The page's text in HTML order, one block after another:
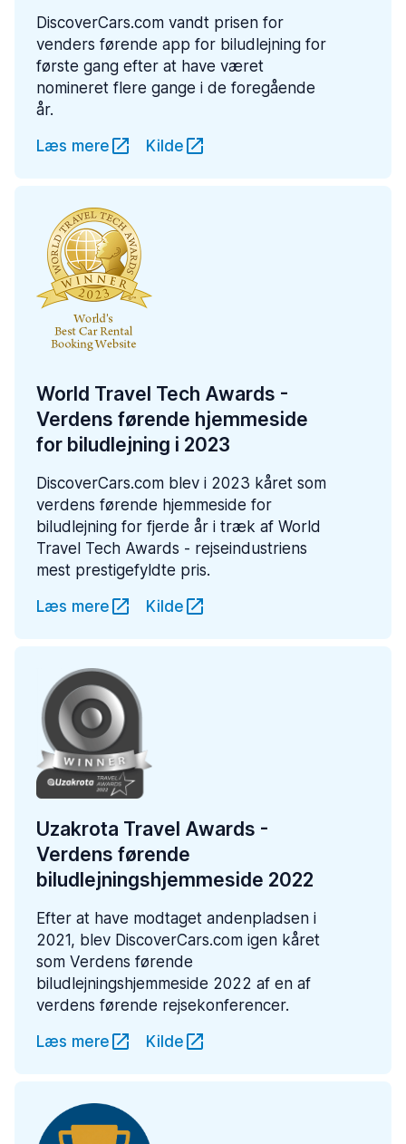
DiscoverCars.com vandt prisen for
venders førende app for biludlejning for
første gang efter at have været
nomineret flere gange i de foregående
år.
Læs mere
Kilde
World Travel Tech Awards -
Verdens førende hjemmeside
for biludlejning i 2023
DiscoverCars.com blev i 2023 kåret som
verdens førende hjemmeside for
biludlejning for fjerde år i træk af World
Travel Tech Awards - rejseindustriens
mest prestigefyldte pris.
Læs mere
Kilde
Uzakrota Travel Awards -
Verdens førende
biludlejningshjemmeside 2022
Efter at have modtaget andenpladsen i
2021, blev DiscoverCars.com igen kåret
som Verdens førende
biludlejningshjemmeside 2022 af en af
verdens førende rejsekonferencer.
Læs mere
Kilde